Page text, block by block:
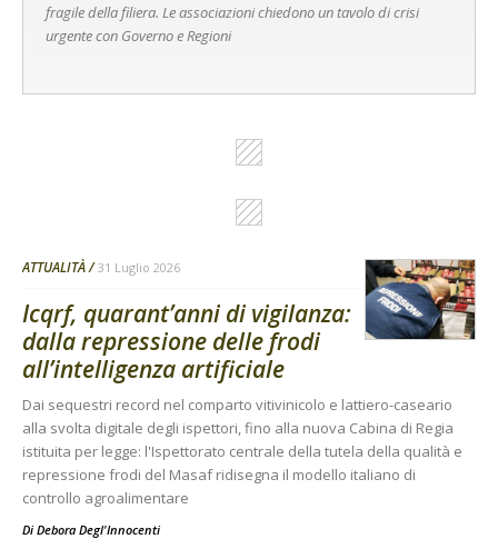
fragile della filiera. Le associazioni chiedono un tavolo di crisi
urgente con Governo e Regioni
ATTUALITÀ 31 Luglio 2026
Icqrf, quarant’anni di vigilanza:
dalla repressione delle frodi
all’intelligenza artificiale
Dai sequestri record nel comparto vitivinicolo e lattiero-caseario
alla svolta digitale degli ispettori, fino alla nuova Cabina di Regia
istituita per legge: l'Ispettorato centrale della tutela della qualità e
repressione frodi del Masaf ridisegna il modello italiano di
controllo agroalimentare
Di Debora Degl'Innocenti